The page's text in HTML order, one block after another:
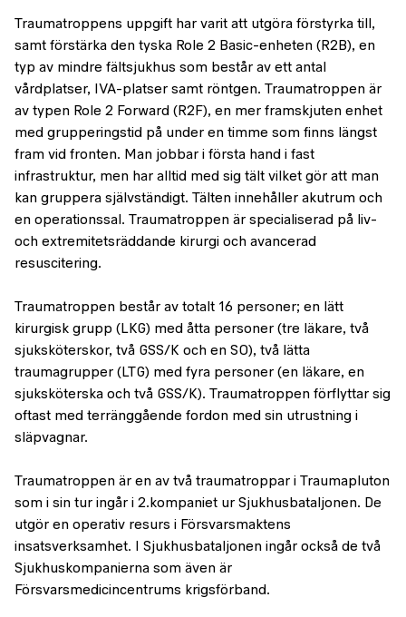
Traumatroppens uppgift har varit att utgöra förstyrka till,
samt förstärka den tyska Role 2 Basic-enheten (R2B), en
typ av mindre fältsjukhus som består av ett antal
vårdplatser, IVA-platser samt röntgen. Traumatroppen är
av typen Role 2 Forward (R2F), en mer framskjuten enhet
med grupperingstid på under en timme som finns längst
fram vid fronten. Man jobbar i första hand i fast
infrastruktur, men har alltid med sig tält vilket gör att man
kan gruppera självständigt. Tälten innehåller akutrum och
en operationssal. Traumatroppen är specialiserad på liv-
och extremitetsräddande kirurgi och avancerad
resuscitering.
Traumatroppen består av totalt 16 personer; en lätt
kirurgisk grupp (LKG) med åtta personer (tre läkare, två
sjuksköterskor, två GSS/K och en SO), två lätta
traumagrupper (LTG) med fyra personer (en läkare, en
sjuksköterska och två GSS/K). Traumatroppen förflyttar sig
oftast med terränggående fordon med sin utrustning i
släpvagnar.
Traumatroppen är en av två traumatroppar i Traumapluton
som i sin tur ingår i 2.kompaniet ur Sjukhusbataljonen. De
utgör en operativ resurs i Försvarsmaktens
insatsverksamhet. I Sjukhusbataljonen ingår också de två
Sjukhuskompanierna som även är
Försvarsmedicincentrums krigsförband.